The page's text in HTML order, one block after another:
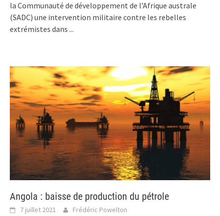
la Communauté de développement de l’Afrique australe
(SADC) une intervention militaire contre les rebelles
extrémistes dans ...
Angola : baisse de production du pétrole
7 juillet 2021 Frédéric Powelton